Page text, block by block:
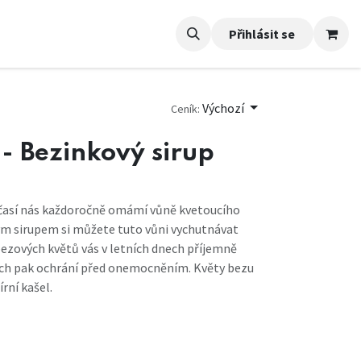
Přihlásit se
Ceník: Výchozí
Bezinkový sirup
nás každoročně omámí vůně kvetoucího
sirupem si můžete tuto vůni vychutnávat
květů vás v letních dnech příjemně
pak ochrání před onemocněním. Květy bezu
kašel.